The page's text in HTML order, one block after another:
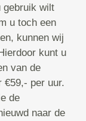
gebruik wilt
u toch een
kunnen wij
kunt u
van de
€59,- per uur.
de
naar de